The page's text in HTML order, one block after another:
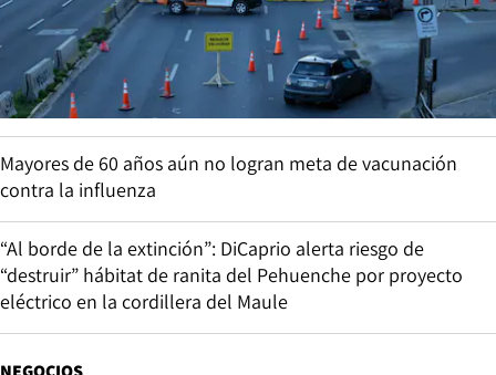
Mayores de 60 años aún no logran meta de vacunación
contra la influenza
“Al borde de la extinción”: DiCaprio alerta riesgo de
“destruir” hábitat de ranita del Pehuenche por proyecto
eléctrico en la cordillera del Maule